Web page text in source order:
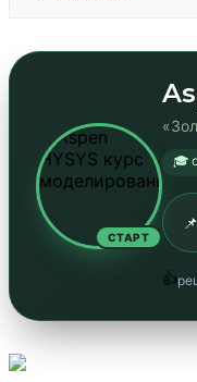
СТАРТ
🎓
👍